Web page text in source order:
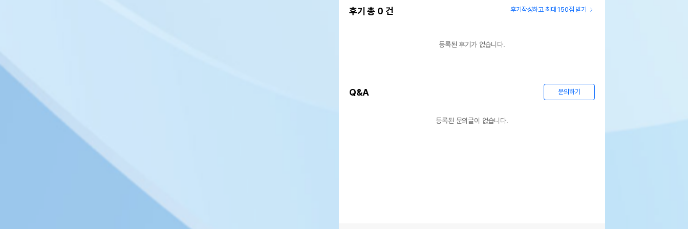
후기 총 0 건 후기작성하고 최대 150점 받기
등록된 후기가 없습니다.
Q&A 문의하기
등록된 문의글이 없습니다.